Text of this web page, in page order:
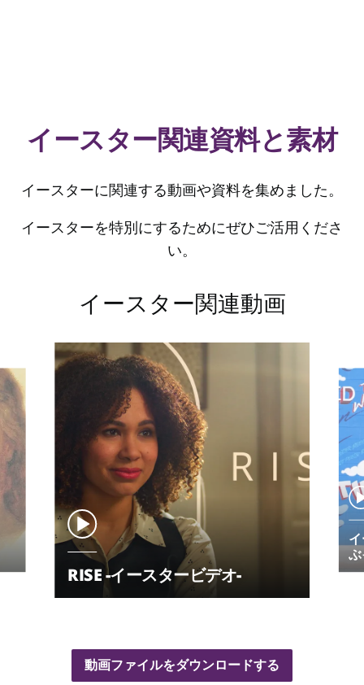
イースター関連資料と素材
イースターに関連する動画や資料を集めました。
イースターを特別にするためにぜひご活用くださ
い。
イースター関連動画
RISE -イースタービデオ-
動画ファイルをダウンロードする